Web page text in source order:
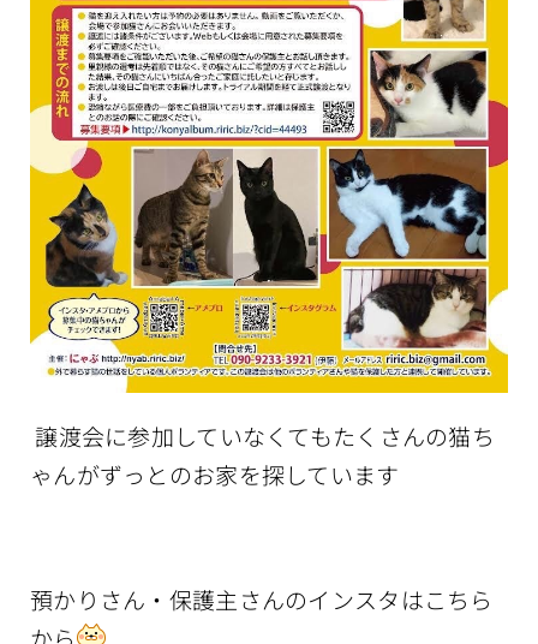
譲渡会に参加していなくてもたくさんの猫ち
ゃんがずっとのお家を探しています
預かりさん・保護主さんのインスタはこちら